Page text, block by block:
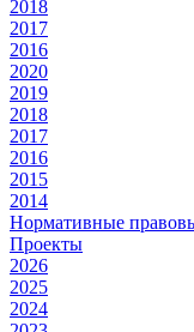
2018
2017
2016
2020
2019
2018
2017
2016
2015
2014
Нормативные
Проекты
2026
2025
2024